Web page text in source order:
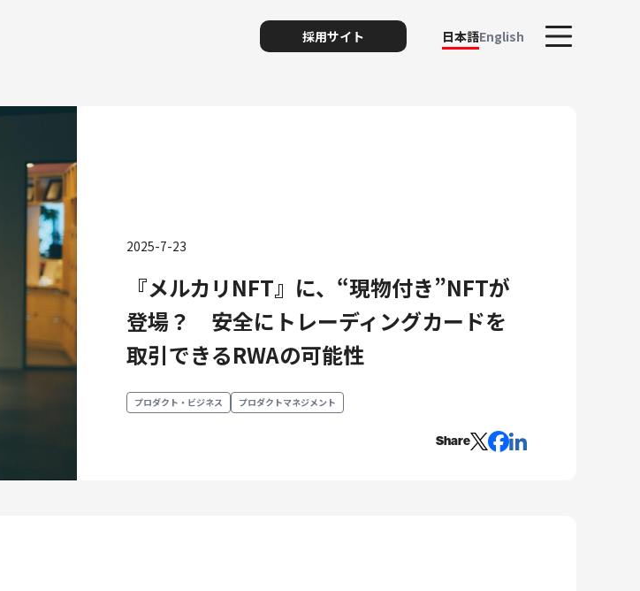
採用サイト 日本語English
プロダクト・ビジネス
経営・事業企画
事業開発
カスタマーサービス
営業
マーケティング・PR
プロダクトマネジメント
コーポレート
財務・経理
内部監査・リスク
人事
セキュリティ・プライバシー
2025-7-23
『メルカリNFT』に、“現物付き”NFTが
登場？ 安全にトレーディングカードを
取引できるRWAの可能性
プロダクト・ビジネス プロダクトマネジメント
Share